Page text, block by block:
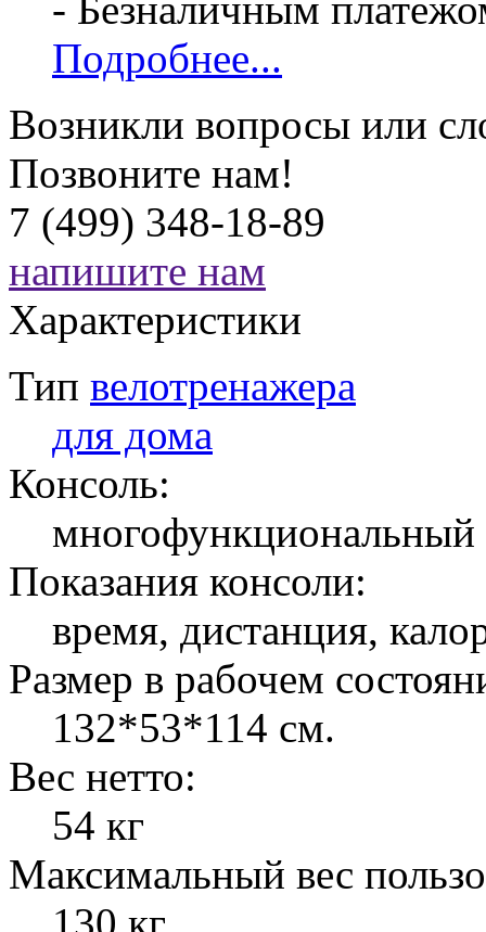
Подробнее...
Возникли вопросы или
Позвоните нам!
7 (499) 348-18-89
напишите нам
Характеристики
Тип велотренажера
для дома
Консоль:
Показания консоли:
время, дистанция,
Размер в рабочем
132*53*114 см.
Вес нетто:
54 кг
Максимальный вес